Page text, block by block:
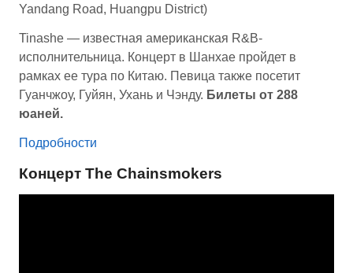
Yandang Road, Huangpu District)
Tinashe — известная американская R&B-
исполнительница. Концерт в Шанхае пройдет в
рамках ее тура по Китаю. Певица также посетит
Гуанчжоу, Гуйян, Ухань и Чэнду. Билеты от 288
юаней.
Подробности
Концерт The Chainsmokers